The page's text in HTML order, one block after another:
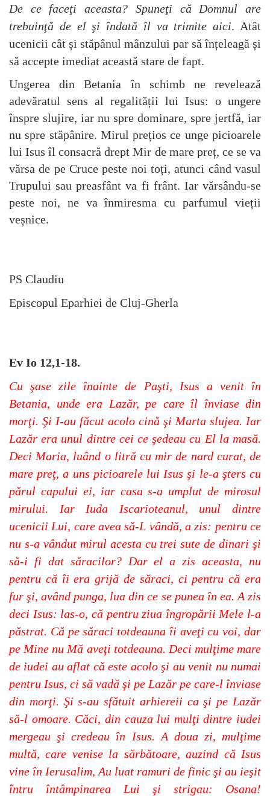
De ce faceţi aceasta? Spuneţi că Domnul are
trebuinţă de el şi îndată îl va trimite aici. Atât
ucenicii cât și stăpânul mânzului par să înțeleagă și
să accepte imediat această stare de fapt.
Ungerea din Betania în schimb ne revelează
adevăratul sens al regalității lui Isus: o ungere
înspre slujire, iar nu spre dominare, spre jertfă, iar
nu spre stăpânire. Mirul prețios ce unge picioarele
lui Isus îl consacră drept Mir de mare preț, ce se va
vărsa de pe Cruce peste noi toți, atunci când vasul
Trupului sau preasfânt va fi frânt. Iar vărsându-se
peste noi, ne va înmiresma cu parfumul vieții
veșnice.
PS Claudiu
Episcopul Eparhiei de Cluj-Gherla
Ev Io 12,1-18.
Cu şase zile înainte de Paşti, Isus a venit în
Betania, unde era Lazăr, pe care îl înviase din
morţi. Şi I-au făcut acolo cină şi Marta slujea. Iar
Lazăr era unul dintre cei ce şedeau cu El la masă.
Deci Maria, luând o litră cu mir de nard curat, de
mare preţ, a uns picioarele lui Isus şi le-a şters cu
părul capului ei, iar casa s-a umplut de mirosul
mirului. Iar Iuda Iscarioteanul, unul dintre
ucenicii Lui, care avea să-L vândă, a zis: pentru ce
nu s-a vândut mirul acesta cu trei sute de dinari şi
să-i fi dat săracilor? Dar el a zis aceasta, nu
pentru că îi era grijă de săraci, ci pentru că era
fur şi, având punga, lua din ce se punea în ea. A zis
deci Isus: las-o, că pentru ziua îngropării Mele l-a
păstrat. Că pe săraci totdeauna îi aveţi cu voi, dar
pe Mine nu Mă aveţi totdeauna. Deci mulţime mare
de iudei au aflat că este acolo şi au venit nu numai
pentru Isus, ci să vadă şi pe Lazăr pe care-l înviase
din morţi. Şi s-au sfătuit arhiereii ca şi pe Lazăr
să-l omoare. Căci, din cauza lui mulţi dintre iudei
mergeau şi credeau în Isus. A doua zi, mulţime
multă, care venise la sărbătoare, auzind că Isus
vine în Ierusalim, Au luat ramuri de finic şi au ieşit
întru întâmpinarea Lui şi strigau: Osana!